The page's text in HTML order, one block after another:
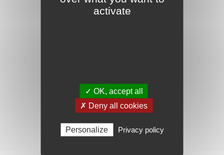
Dodaj do koszyka
activate
✓ OK, accept all
✗ Deny all cookies
Personalize Privacy policy